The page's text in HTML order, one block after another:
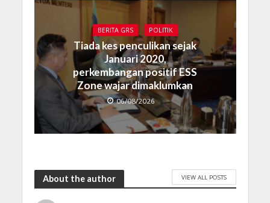
BERITA GRS POLITIK
Tiada kes penculikan sejak
Januari 2020,
perkembangan positif ESS
Zone wajar dimaklumkan
06/08/2026
About the author VIEW ALL POSTS